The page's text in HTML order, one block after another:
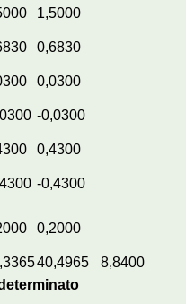
1,5000
0,6830
0,0300
-0,0300
0,4300
-0,4300
0,2000
40,4965
8,8400